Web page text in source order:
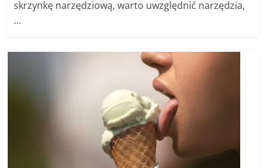
skrzynkę narzędziową, warto uwzględnić narzędzia,
…